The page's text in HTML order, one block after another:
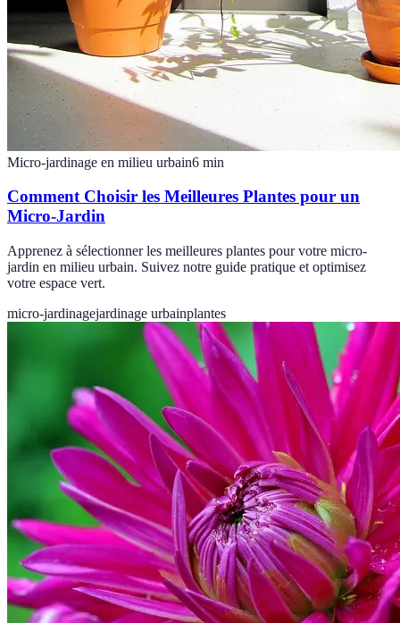
Micro-jardinage en milieu urbain6 min
Comment Choisir les Meilleures Plantes pour un
Micro-Jardin
Apprenez à sélectionner les meilleures plantes pour votre micro-
jardin en milieu urbain. Suivez notre guide pratique et optimisez
votre espace vert.
micro-jardinagejardinage urbainplantes